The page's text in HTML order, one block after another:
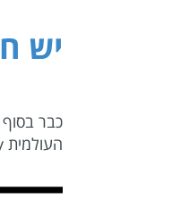
יש
העולמית Flurry מחקר שמצא שנכון לתחילת שנה זו אנו מבלים קרוב ל-5 שעות ביום מול מסכי המובייל (מדובר בגדילה של כ-20% מאשתקד).